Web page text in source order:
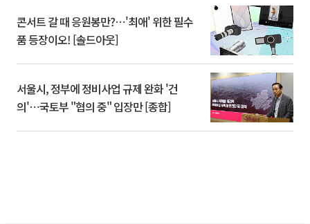
콘서트 갈 때 응원봉만?⋯'최애' 위한 필수
품 등장이오! [솔드아웃]
서울시, 정부에 정비사업 규제 완화 '건
의'⋯국토부 "협의 중" 입장만 [종합]